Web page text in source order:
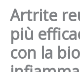
Artrite
più
con la